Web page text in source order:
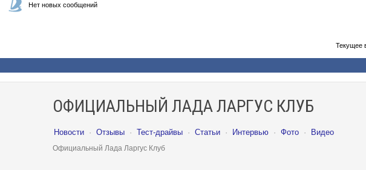
Нет новых сообщений
Текущее
ОФИЦИАЛЬНЫЙ ЛАДА ЛАРГУС КЛУБ
Новости · Отзывы · Тест-драйвы · Статьи · Интервью · Фото · Видео
Официальный Лада Ларгус Клуб